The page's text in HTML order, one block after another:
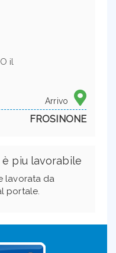
il
Arrivo
FROSINONE
piu lavorabile
lavorata da
portale.